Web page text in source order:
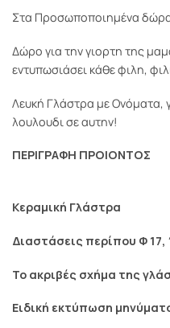
Στα Προσωποποιημένα δώρα
Δώρο για την γιορτη της
εντυπωσιάσει κάθε φιλη,
Λευκή Γλάστρα με Ονόματα,
λουλουδι σε αυτην!
ΠΕΡΙΓΡΑΦΗ ΠΡΟΙΟΝΤΟΣ
Κεραμική Γλάστρα
Διαστάσεις περίπου Φ 17,
Το ακριβές σχήμα της
Ειδική εκτύπωση